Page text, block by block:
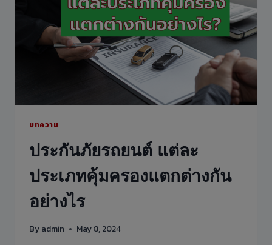
ท้อง
ถนน
บทความ
ประกันภัยรถยนต์ แต่ละ
ประเภทคุ้มครองแตกต่างกัน
อย่างไร
By admin May 8, 2024